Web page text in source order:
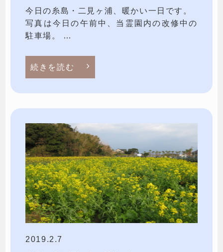
今日の糸島・二見ヶ浦、暖かい一日です。
写真は今日の午前中、当霊園内の改修中の
駐車場。 …
続きを読む
2019.2.7